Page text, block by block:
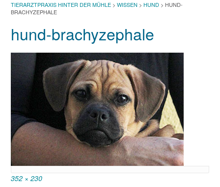
TIERARZTPRAXIS HINTER DER MÜHLE > WISSEN > HUND > HUND-
BRACHYZEPHALE
hund-brachyzephale
Full
352 × 230